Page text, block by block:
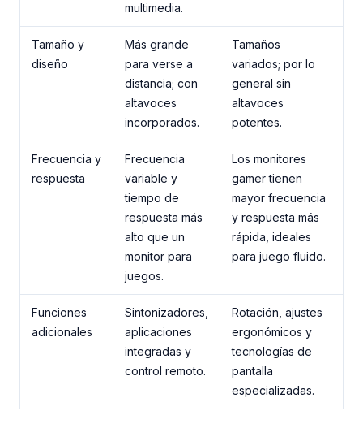
multimedia.
Tamaño y
diseño
Más grande
para verse a
distancia; con
altavoces
incorporados.
Tamaños
variados; por lo
general sin
altavoces
potentes.
Frecuencia y
respuesta
Frecuencia
variable y
tiempo de
respuesta más
alto que un
monitor para
juegos.
Los monitores
gamer tienen
mayor frecuencia
y respuesta más
rápida, ideales
para juego fluido.
Funciones
adicionales
Sintonizadores,
aplicaciones
integradas y
control remoto.
Rotación, ajustes
ergonómicos y
tecnologías de
pantalla
especializadas.